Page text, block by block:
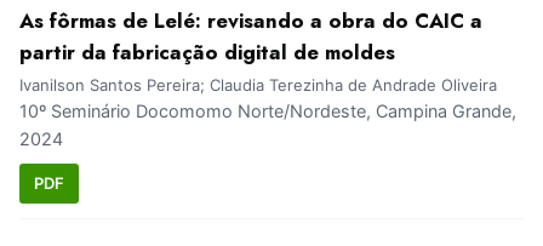
As fôrmas de Lelé: revisando a obra do CAIC a
partir da fabricação digital de moldes
Ivanilson Santos Pereira; Claudia Terezinha de Andrade Oliveira
10º Seminário Docomomo Norte/Nordeste, Campina Grande,
2024
PDF